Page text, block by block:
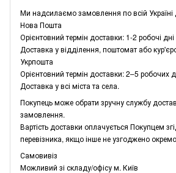
Ми надсилаємо замовлення по всій
Нова Пошта
Орієнтовний термін доставки: 1-2 робочі дні
Доставка у відділення, поштомат або
Укрпошта
Орієнтовний термін доставки: 2–5 робочих
Доставка у всі міста та села.
Покупець може обрати зручну службу
замовлення.
Вартість доставки оплачується Покупцем
перевізника, якщо інше не узгоджено
Самовивіз
Можливий зі складу/офісу м. Київ